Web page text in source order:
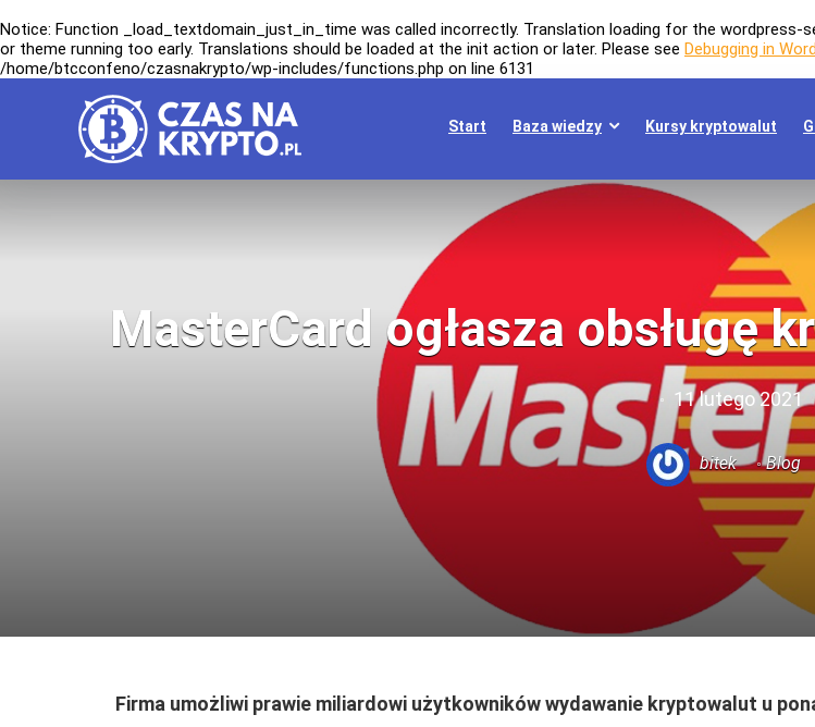
Notice: Function _load_textdomain_just_in_time was called incorrectly. Translation loading for the wordpress-
or theme running too early. Translations should be loaded at the init action or later. Please see Debugging in
/home/btcconfeno/czasnakrypto/wp-includes/functions.php on line 6131
Start Baza wiedzy Kursy kryptowalut
MasterCard ogłasza obsługę
11 lutego 2021
bitek Blog
Firma umożliwi prawie miliardowi użytkowników wydawanie kryptowalut u